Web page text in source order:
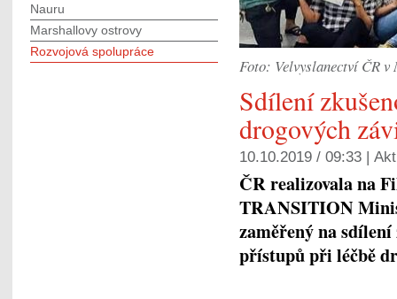
Foto: Velvyslanectví ČR v
Sdílení
drogových
10.10.2019 / 09:33 |
ČR realizovala na
TRANSITION
zaměřený na
přístupů při léčbě
Nauru
Marshallovy ostrovy
Rozvojová spolupráce